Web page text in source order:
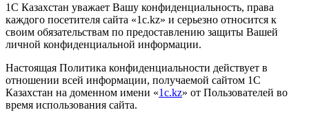
1С Казахстан уважает Вашу конфиденциальность, права
каждого посетителя сайта «1c.kz» и серьезно относится к
своим обязательствам по предоставлению защиты Вашей
личной конфиденциальной информации.
Настоящая Политика конфиденциальности действует в
отношении всей информации, получаемой сайтом 1С
Казахстан на доменном имени «1c.kz» от Пользователей во
время использования сайта.